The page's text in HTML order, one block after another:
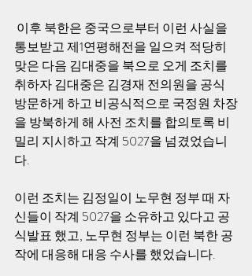
통보받고 제1연평해전을 일으켜 적당히
맞은 다음 김대중을 북으로 오게 조치를
취하자 김대중은 김경재 전의원을 공식
방문하게 하고 비공식적으로 국정원 차장
을 방북하게 해 사전 조치를 합의토록 비
밀리 지시하고 작계 5027을 넘겼었습니
다.
이런 조치는 김정일이 노무현 정부 때 자
신들이 작계 5027을 소유하고 있다고 공
식발표 했고, 노무현 정부는 이런 북한 공
작에 대응해 대응 수사를 했었습니다.